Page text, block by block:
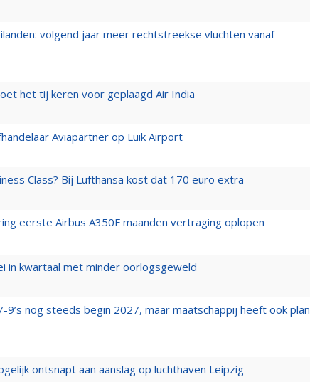
volgend jaar meer rechtstreekse vluchten vanaf
het tij keren voor geplaagd Air India
Aviapartner op Luik Airport
Class? Bij Lufthansa kost dat 170 euro extra
eerste Airbus A350F maanden vertraging oplopen
in kwartaal met minder oorlogsgeweld
9’s nog steeds begin 2027, maar maatschappij heeft ook plan
ontsnapt aan aanslag op luchthaven Leipzig